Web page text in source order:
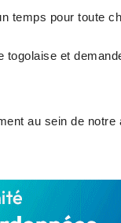
temps pour toute
togolaise et
au sein de